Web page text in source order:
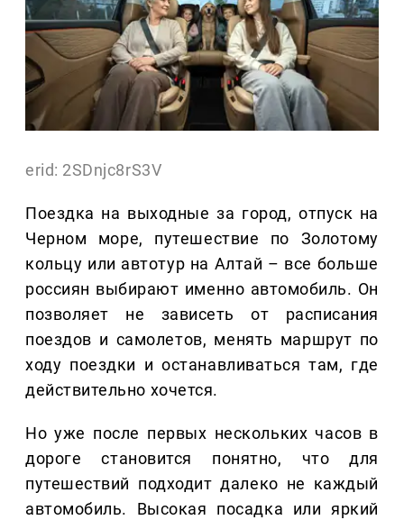
erid: 2SDnjc8rS3V
Поездка на выходные за город, отпуск на
Черном море, путешествие по Золотому
кольцу или автотур на Алтай – все больше
россиян выбирают именно автомобиль. Он
позволяет не зависеть от расписания
поездов и самолетов, менять маршрут по
ходу поездки и останавливаться там, где
действительно хочется.
Но уже после первых нескольких часов в
дороге становится понятно, что для
путешествий подходит далеко не каждый
автомобиль. Высокая посадка или яркий